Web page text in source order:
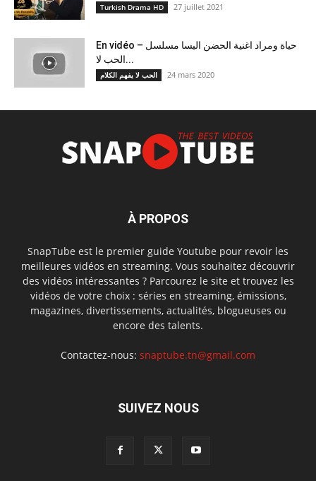
Turkish Drama HD 27 juillet 2021
En vidéo – حياة ومراد اغنية الحضن اليسا مسلسل
الحب لا...
الحب لا يفهم الكلام 24 mars 2020
À PROPOS
SnapTube est le premier guide Youtube pour revoir les
meilleures vidéos en streaming. Vous souhaitez découvrir
des vidéos intéressantes ? Parcourez le site et trouvez les
vidéos de votre choix : séries en streaming, émissions,
magazines, divertissements, actualités, blogueuses ou
encore des talents.
Contactez-nous: snaptube.tn@gmail.com
SUIVEZ NOUS